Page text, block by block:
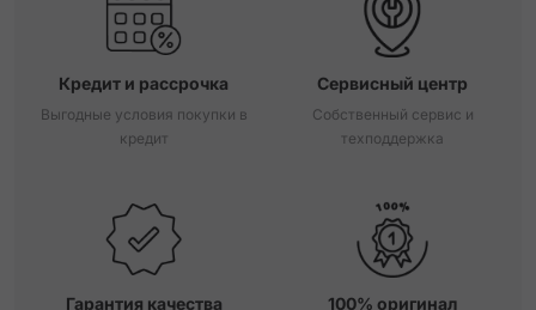
Кредит и рассрочка
Выгодные условия покупки в
кредит
Сервисный центр
Собственный сервис и
техподдержка
Гарантия качества 100% оригинал